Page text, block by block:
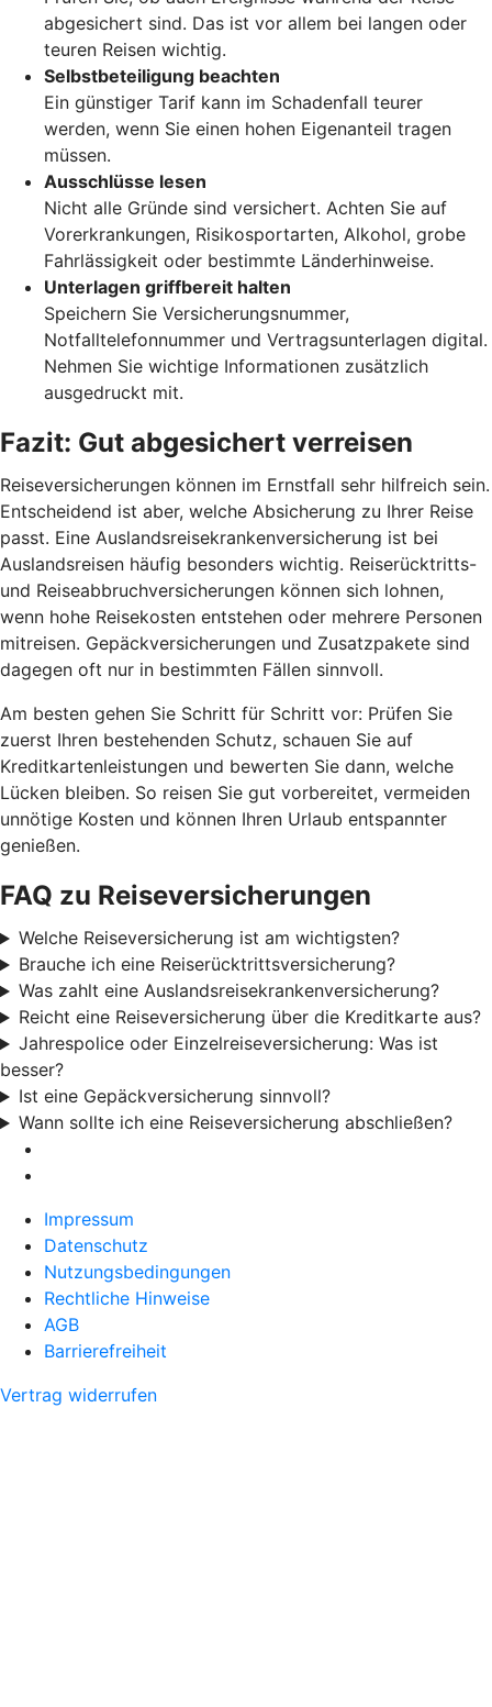
abgesichert sind. Das ist vor allem bei langen oder
teuren Reisen wichtig.
Selbstbeteiligung beachten
Ein günstiger Tarif kann im Schadenfall teurer
werden, wenn Sie einen hohen Eigenanteil tragen
müssen.
Ausschlüsse lesen
Nicht alle Gründe sind versichert. Achten Sie auf
Vorerkrankungen, Risikosportarten, Alkohol, grobe
Fahrlässigkeit oder bestimmte Länderhinweise.
Unterlagen griffbereit halten
Speichern Sie Versicherungsnummer,
Notfalltelefonnummer und Vertragsunterlagen digital.
Nehmen Sie wichtige Informationen zusätzlich
ausgedruckt mit.
Fazit: Gut abgesichert verreisen
Reiseversicherungen können im Ernstfall sehr hilfreich sein.
Entscheidend ist aber, welche Absicherung zu Ihrer Reise
passt. Eine Auslandsreisekrankenversicherung ist bei
Auslandsreisen häufig besonders wichtig. Reiserücktritts-
und Reiseabbruchversicherungen können sich lohnen,
wenn hohe Reisekosten entstehen oder mehrere Personen
mitreisen. Gepäckversicherungen und Zusatzpakete sind
dagegen oft nur in bestimmten Fällen sinnvoll.
Am besten gehen Sie Schritt für Schritt vor: Prüfen Sie
zuerst Ihren bestehenden Schutz, schauen Sie auf
Kreditkartenleistungen und bewerten Sie dann, welche
Lücken bleiben. So reisen Sie gut vorbereitet, vermeiden
unnötige Kosten und können Ihren Urlaub entspannter
genießen.
FAQ zu Reiseversicherungen
Welche Reiseversicherung ist am wichtigsten?
Brauche ich eine Reiserücktrittsversicherung?
Was zahlt eine Auslandsreisekrankenversicherung?
Reicht eine Reiseversicherung über die Kreditkarte aus?
Jahrespolice oder Einzelreiseversicherung: Was ist
besser?
Ist eine Gepäckversicherung sinnvoll?
Wann sollte ich eine Reiseversicherung abschließen?
Impressum
Datenschutz
Nutzungsbedingungen
Rechtliche Hinweise
AGB
Barrierefreiheit
Vertrag widerrufen